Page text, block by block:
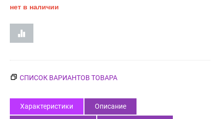
нет в наличии
СПИСОК ВАРИАНТОВ ТОВАРА
Характеристики Описание